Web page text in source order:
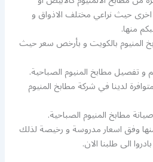
اخرى حيث نراعي مختلف الاذواق و
منها.
المنيوم بالكويت و بأرخص سعر حيث
و تفصيل مطابخ المنيوم الصباحية.
لدينا في شركة مطابخ المنيوم
مطابخ المنيوم الصباحية.
وفق اسعار مدروسة و رخيصة لذلك
الى طلبنا الان.